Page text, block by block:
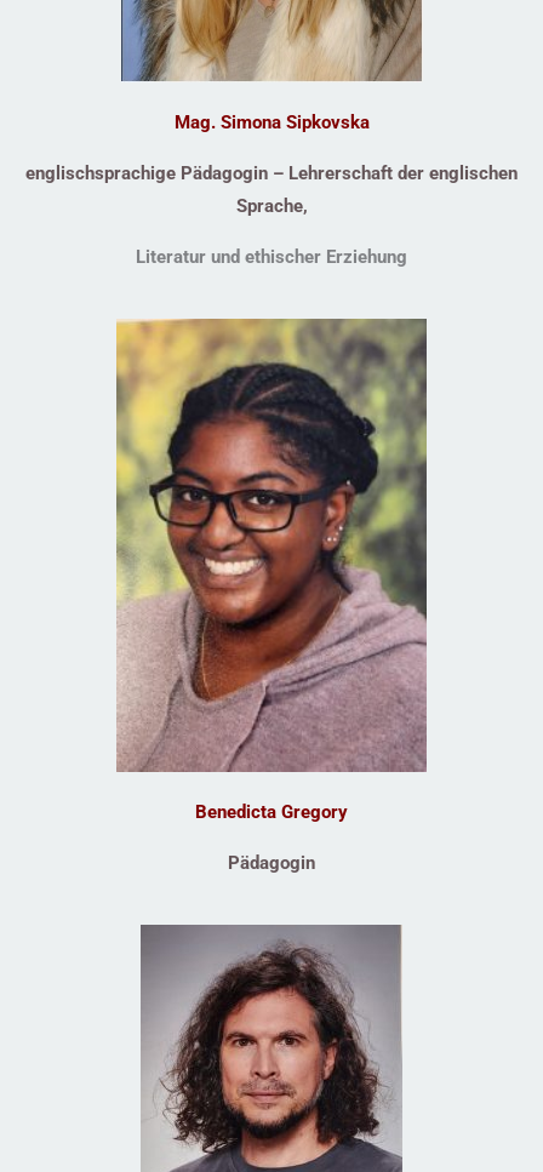
Mag. Simona Sipkovska
englischsprachige Pädagogin – Lehrerschaft der englischen
Sprache,
Literatur und ethischer Erziehung
Benedicta Gregory
Pädagogin